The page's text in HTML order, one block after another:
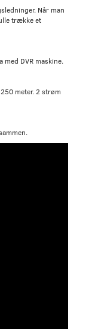
Når man
trække et
DVR maskine.
meter. 2 strøm